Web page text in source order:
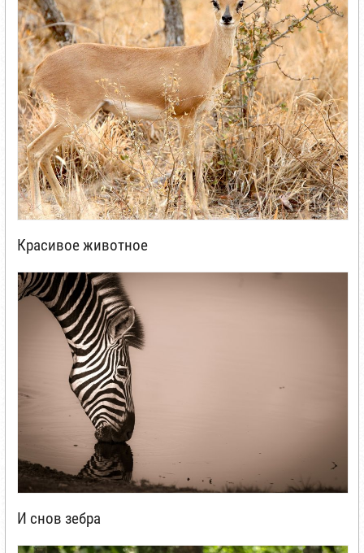
Красивое животное
И снов зебра